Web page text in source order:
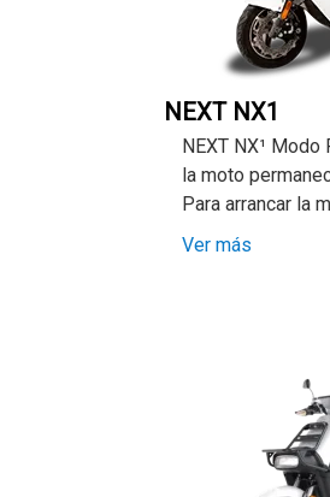
NEXT NX1
NEXT NX¹
la moto
Para arrancar la
Ver más